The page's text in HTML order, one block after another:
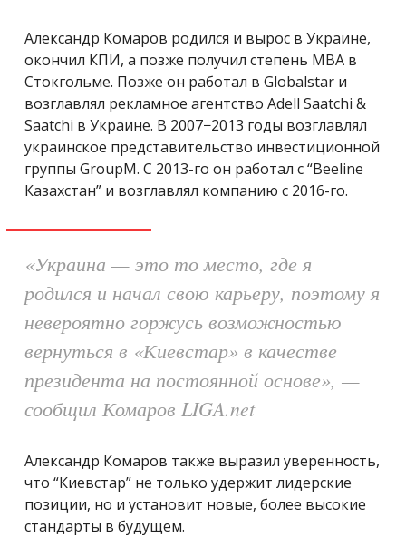
Александр Комаров родился и вырос в Украине,
окончил КПИ, а позже получил степень MBA в
Стокгольме. Позже он работал в Globalstar и
возглавлял рекламное агентство Adell Saatchi &
Saatchi в Украине. В 2007−2013 годы возглавлял
украинское представительство инвестиционной
группы GroupM. С 2013-го он работал с “Beeline
Казахстан” и возглавлял компанию с 2016-го.
«Украина — это то место, где я
родился и начал свою карьеру, поэтому я
невероятно горжусь возможностью
вернуться в «Киевстар» в качестве
президента на постоянной основе», —
сообщил Комаров LIGA.net
Александр Комаров также выразил уверенность,
что “Киевстар” не только удержит лидерские
позиции, но и установит новые, более высокие
стандарты в будущем.